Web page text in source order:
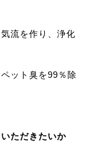
流を作り、浄化
ット臭を99％除
ただきたいか